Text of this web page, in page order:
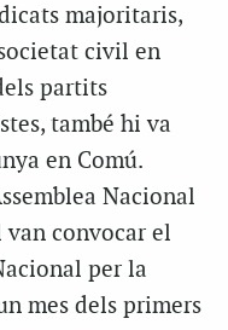
majoritaris,
civil en
partits
també hi va
en Comú.
Nacional
convocar el
per la
mes dels primers